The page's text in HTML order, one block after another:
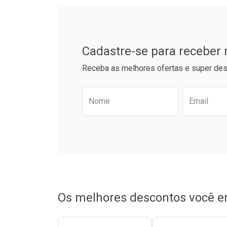
Cadastre-se para receber
Receba as melhores ofertas e super
Preencha o formulário
Nome Email
Os melhores descontos você